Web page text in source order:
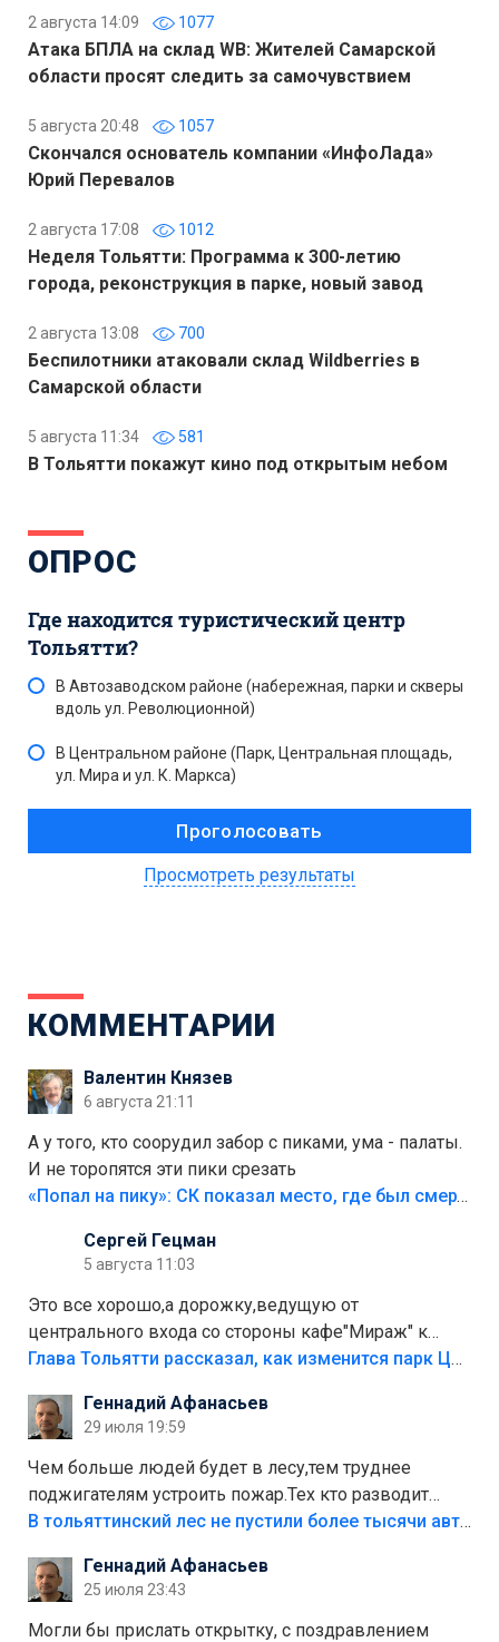
2 августа 14:09 1077
Атака БПЛА на склад WB: Жителей Самарской
области просят следить за самочувствием
5 августа 20:48 1057
Скончался основатель компании «ИнфоЛада»
Юрий Перевалов
2 августа 17:08 1012
Неделя Тольятти: Программа к 300-летию
города, реконструкция в парке, новый завод
2 августа 13:08 700
Беспилотники атаковали склад Wildberries в
Самарской области
5 августа 11:34 581
В Тольятти покажут кино под открытым небом
ОПРОС
Где находится туристический центр
Тольятти?
В Автозаводском районе (набережная, парки и скверы
вдоль ул. Революционной)
В Центральном районе (Парк, Центральная площадь,
ул. Мира и ул. К. Маркса)
Просмотреть результаты
КОММЕНТАРИИ
Валентин Князев
6 августа 21:11
А у того, кто соорудил забор с пиками, ума - палаты.
И не торопятся эти пики срезать
«Попал на пику»: СК показал место, где был смертельно травмирован ребенок в Тольятти
Сергей Гецман
5 августа 11:03
Это все хорошо,а дорожку,ведущую от
центрального входа со стороны кафе"Мираж" к
аттракционам слабо доделать?А то бордюры
лежала в парке и испортилась.Да еще,видимо,часть
украли.
Глава Тольятти рассказал, как изменится парк Центрального района
Геннадий Афанасьев
29 июля 19:59
Чем больше людей будет в лесу,тем труднее
поджигателям устроить пожар.Тех кто разводит
костры,тех надо безбожно штрафовать.Камер полно
Штрафы мизерные.
В тольяттинский лес не пустили более тысячи автомобилей
Геннадий Афанасьев
25 июля 23:43
Могли бы прислать открытку, с поздравлением